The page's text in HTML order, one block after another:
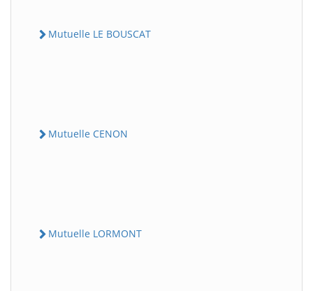
Mutuelle LE BOUSCAT
Mutuelle CENON
Mutuelle LORMONT